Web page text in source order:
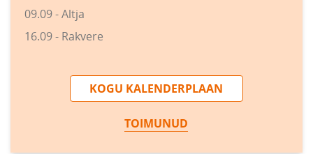
09.09 - Altja
16.09 - Rakvere
KOGU KALENDERPLAAN
TOIMUNUD